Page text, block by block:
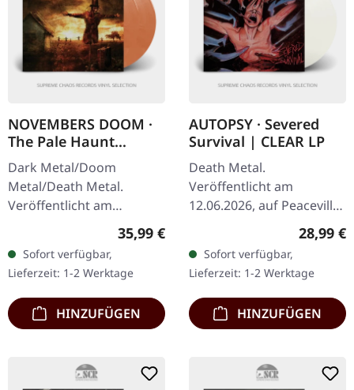
NOVEMBERS DOOM ·
The Pale Haunt
Departure |
GOLD/OXBLOOD 2LP
Dark Metal/Doom
Metal/Death Metal.
Veröffentlicht am
19.09.2025, auf Prophecy
Gold/Blutrotes Doppel-
Vinyl im Gatefold Cover
mit…
Regulärer Preis:
35,99 €
Sofort verfügbar,
Lieferzeit: 1-2 Werktage
HINZUFÜGEN
AUTOPSY · Severed
Survival | CLEAR LP
Death Metal.
Veröffentlicht am
12.06.2026, auf Peaceville
Records. Klares Vinyl im
Standard-Cover. Plastic
Head exklusive, limitierte
Auflage. Als…
28,99 €
Sofort verfügbar,
Lieferzeit: 1-2 Werktage
HINZUFÜGEN